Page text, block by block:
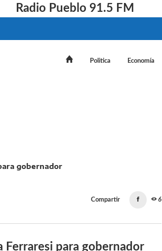
Radio Pueblo 91.5 FM
Politica Economía
Compartir 6
Ferraresi para gobernador